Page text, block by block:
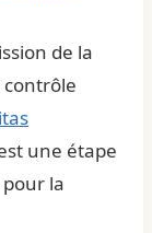
de la
contrôle
une étape
la